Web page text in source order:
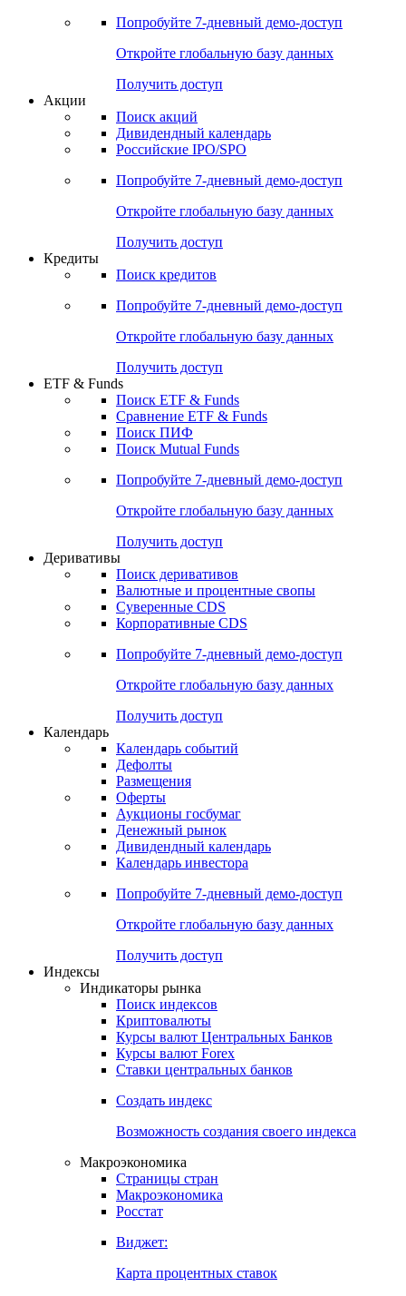
Попробуйте 7-дневный демо-доступ
Откройте глобальную базу данных
Получить доступ
Акции
Поиск акций
Дивидендный календарь
Российские IPO/SPO
Попробуйте 7-дневный демо-доступ
Откройте глобальную базу данных
Получить доступ
Кредиты
Поиск кредитов
Попробуйте 7-дневный демо-доступ
Откройте глобальную базу данных
Получить доступ
ETF & Funds
Поиск ETF & Funds
Сравнение ETF & Funds
Поиск ПИФ
Поиск Mutual Funds
Попробуйте 7-дневный демо-доступ
Откройте глобальную базу данных
Получить доступ
Деривативы
Поиск деривативов
Валютные и процентные свопы
Суверенные CDS
Корпоративные CDS
Попробуйте 7-дневный демо-доступ
Откройте глобальную базу данных
Получить доступ
Календарь
Календарь событий
Дефолты
Размещения
Оферты
Аукционы госбумаг
Денежный рынок
Дивидендный календарь
Календарь инвестора
Попробуйте 7-дневный демо-доступ
Откройте глобальную базу данных
Получить доступ
Индексы
Индикаторы рынка
Поиск индексов
Криптовалюты
Курсы валют Центральных Банков
Курсы валют Forex
Ставки центральных банков
Создать индекс
Возможность создания своего индекса
Макроэкономика
Страницы стран
Макроэкономика
Росстат
Виджет:
Карта процентных ставок